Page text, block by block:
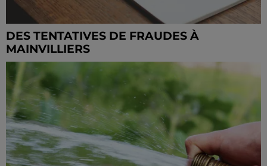
DES TENTATIVES DE FRAUDES À
MAINVILLIERS